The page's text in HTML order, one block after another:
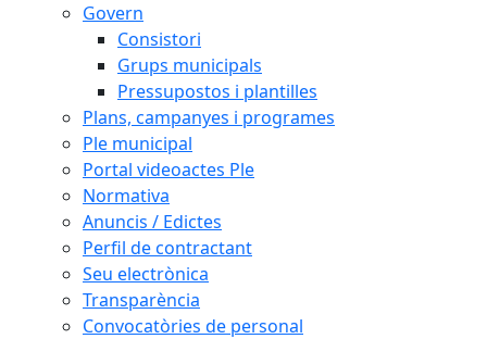
Govern
Consistori
Grups municipals
Pressupostos i plantilles
Plans, campanyes i programes
Ple municipal
Portal videoactes Ple
Normativa
Anuncis / Edictes
Perfil de contractant
Seu electrònica
Transparència
Convocatòries de personal